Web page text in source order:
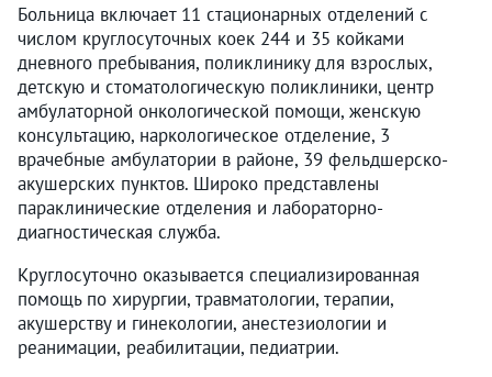
Больница включает 11 стационарных отделений с
числом круглосуточных коек 244 и 35 койками
дневного пребывания, поликлинику для взрослых,
детскую и стоматологическую поликлиники, центр
амбулаторной онкологической помощи, женскую
консультацию, наркологическое отделение, 3
врачебные амбулатории в районе, 39 фельдшерско-
акушерских пунктов. Широко представлены
параклинические отделения и лабораторно-
диагностическая служба.
Круглосуточно оказывается специализированная
помощь по хирургии, травматологии, терапии,
акушерству и гинекологии, анестезиологии и
реанимации, реабилитации, педиатрии.